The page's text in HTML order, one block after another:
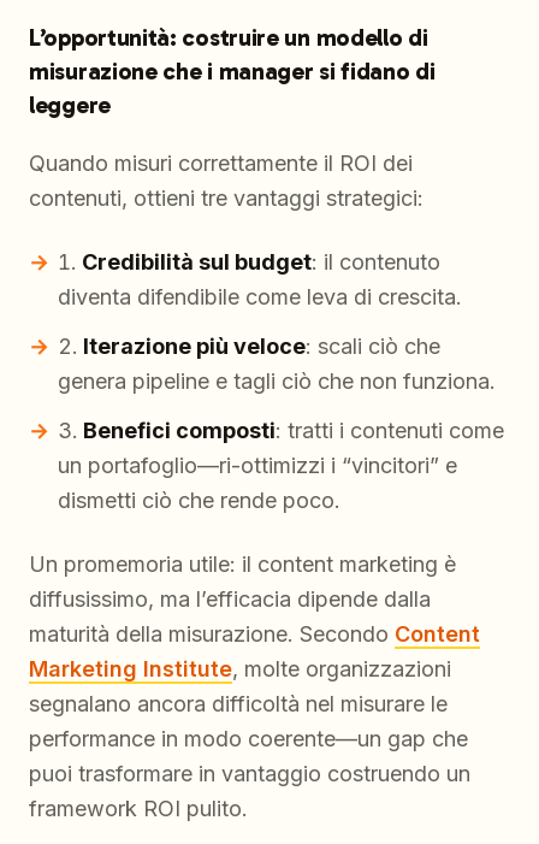
L’opportunità: costruire un modello di
misurazione che i manager si fidano di
leggere
Quando misuri correttamente il ROI dei
contenuti, ottieni tre vantaggi strategici:
Credibilità sul budget: il contenuto
diventa difendibile come leva di crescita.
Iterazione più veloce: scali ciò che
genera pipeline e tagli ciò che non funziona.
Benefici composti: tratti i contenuti come
un portafoglio—ri-ottimizzi i “vincitori” e
dismetti ciò che rende poco.
Un promemoria utile: il content marketing è
diffusissimo, ma l’efficacia dipende dalla
maturità della misurazione. Secondo Content
Marketing Institute, molte organizzazioni
segnalano ancora difficoltà nel misurare le
performance in modo coerente—un gap che
puoi trasformare in vantaggio costruendo un
framework ROI pulito.